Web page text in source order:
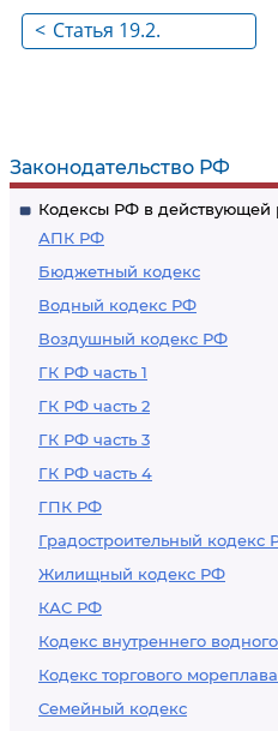
Законодательство РФ
Кодексы РФ в действующей
АПК РФ
Бюджетный кодекс
Водный кодекс РФ
Воздушный кодекс РФ
ГК РФ часть 1
ГК РФ часть 2
ГК РФ часть 3
ГК РФ часть 4
ГПК РФ
Градостроительный кодекс
Жилищный кодекс РФ
КАС РФ
Кодекс внутреннего
Кодекс торгового
Семейный кодекс
< Статья 19.2.
лицензионных
требований